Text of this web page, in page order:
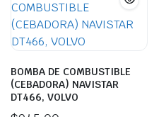
BOMBA DE COMBUSTIBLE
(CEBADORA) NAVISTAR
DT466, VOLVO